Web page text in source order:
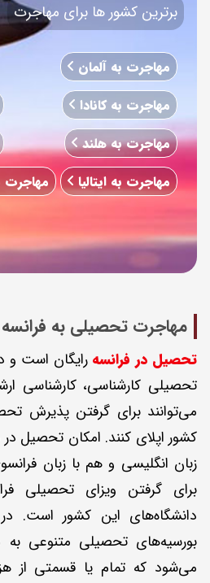
برترین کشور ها برای مهاجرت
مهاجرت به آلمان
مهاجرت به کانادا
مهاجرت به هلند
مهاجرت به ایتالیا
مهاجرت
مهاجرت تحصیلی به فرانسه
تحصیل در فرانسه رایگان است و
تحصیلی کارشناسی، کارشناسی
می‌توانند برای گرفتن پذیرش
کشور اپلای کنند. امکان تحصیل در
زبان انگلیسی و هم با زبان
برای گرفتن ویزای تحصیلی
دانشگاه‌های این کشور است.
بورسیه‌های تحصیلی متنوعی به
می‌شود که تمام یا قسمتی از